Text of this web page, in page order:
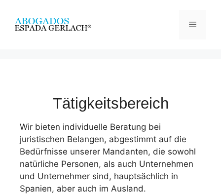
Tätigkeitsbereich
Wir bieten individuelle Beratung bei
juristischen Belangen, abgestimmt auf die
Bedürfnisse unserer Mandanten, die sowohl
natürliche Personen, als auch Unternehmen
und Unternehmer sind, hauptsächlich in
Spanien, aber auch im Ausland.